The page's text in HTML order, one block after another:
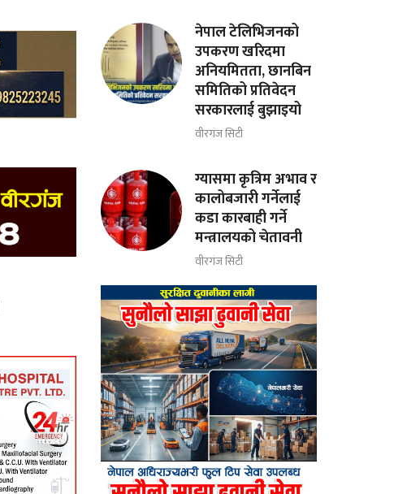
नेपाल टेलिभिजनको
उपकरण खरिदमा
अनियमितता, छानबिन
समितिको प्रतिवेदन
सरकारलाई बुझाइयो
वीरगंज सिटी
ग्यासमा कृत्रिम अभाव र
कालोबजारी गर्नेलाई
कडा कारबाही गर्ने
मन्त्रालयको चेतावनी
वीरगंज सिटी